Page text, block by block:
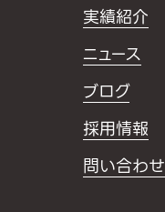
実績紹介
ニュース
ブログ
採用情報
問い合わせ